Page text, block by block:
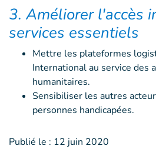
3. Améliorer l'accès
services essentiels
Mettre les plateformes
International au service des
humanitaires.
Sensibiliser les autres
personnes handicapées.
Publié le : 12 juin 2020